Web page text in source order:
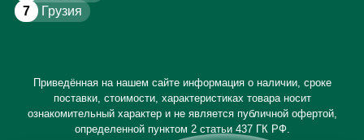
7 Грузия
Приведённая на нашем сайте информация о наличии, сроке
поставки, стоимости, характеристиках товара носит
ознакомительный характер и не является публичной офертой,
определенной пунктом 2 статьи 437 ГК РФ.